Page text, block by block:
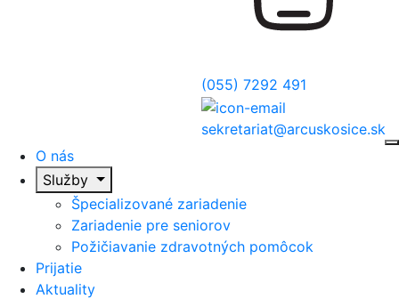
(055) 7292 491
sekretariat@arcuskosice.sk
O nás
Služby
Špecializované zariadenie
Zariadenie pre seniorov
Požičiavanie zdravotných pomôcok
Prijatie
Aktuality